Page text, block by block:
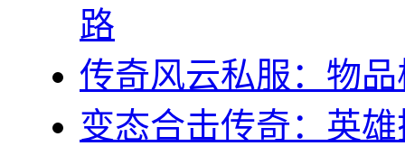
路
传奇风云私服：物
变态合击传奇：英